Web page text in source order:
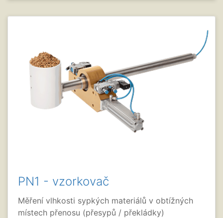
PN1 - vzorkovač
Měření vlhkosti sypkých materiálů v obtížných
místech přenosu (přesypů / překládky)